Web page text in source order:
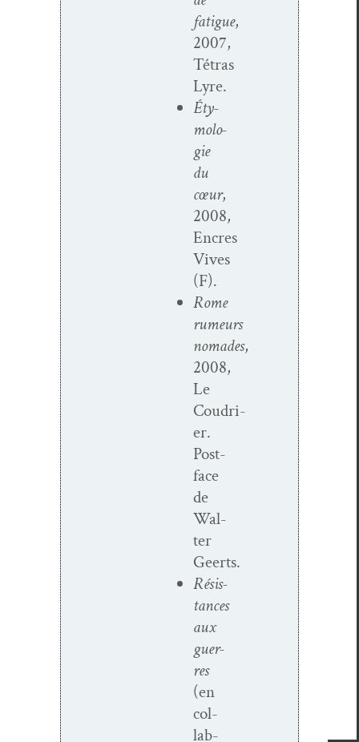
fatigue,
2007,
Tétras
Lyre.
Éty­
molo­
gie
du
cœur,
2008,
Encres
Vives
(F).
Rome
rumeurs
nomades,
2008,
Le
Coudri­
er.
Post­
face
de
Wal­
ter
Geerts.
Résis­
tances
aux
guer­
res
(en
col­
lab­